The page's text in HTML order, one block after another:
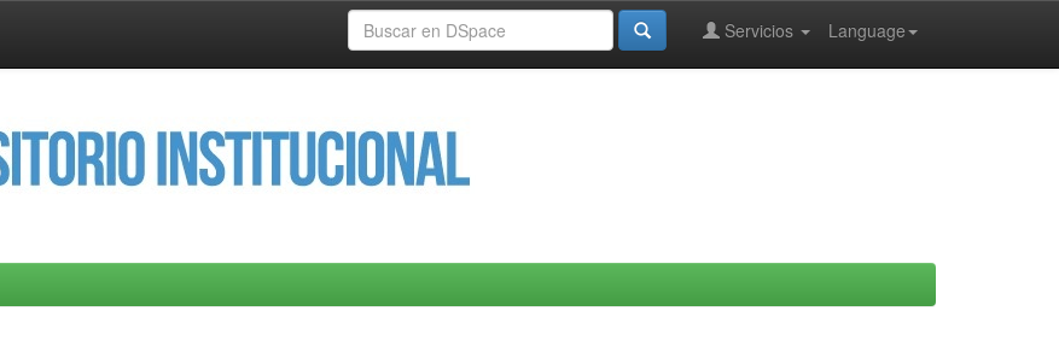
Language
Servicios